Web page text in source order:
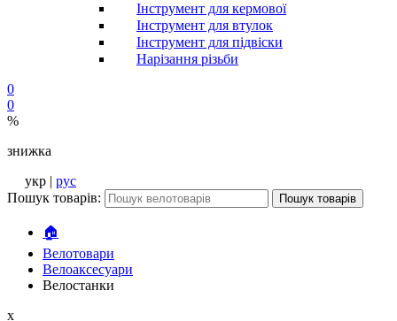
Інструмент для кермової
Інструмент для втулок
Інструмент для підвіски
Нарізання різьби
0
0
%
знижка
укр | рус
Пошук товарів:
Пошук товарів
🏠
Велотовари
Велоаксесуари
Велостанки
x